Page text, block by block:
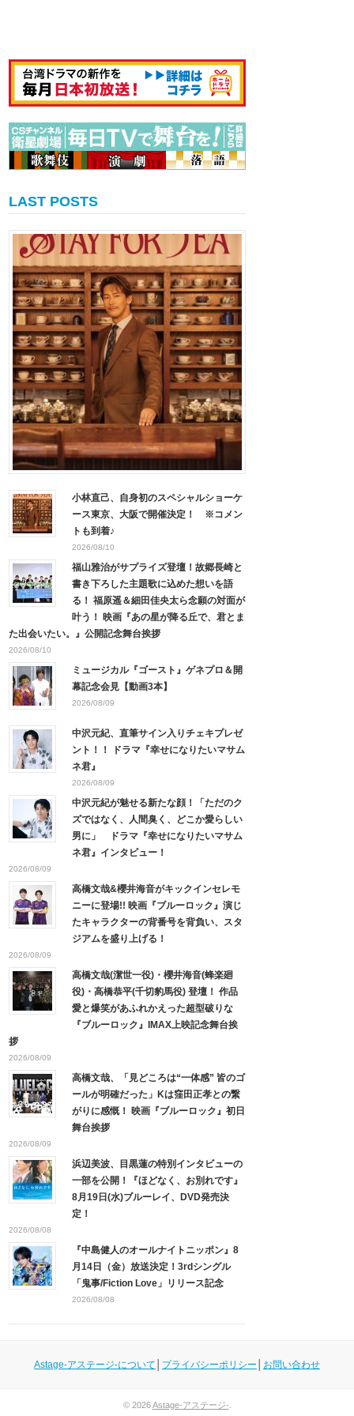
LAST POSTS
小林直己、自身初のスペシャルショーケ
ース東京、大阪で開催決定！ ※コメン
トも到着♪
2026/08/10
福山雅治がサプライズ登壇！故郷長崎と
書き下ろした主題歌に込めた想いを語
る！ 福原遥＆細田佳央太ら念願の対面が
叶う！ 映画『あの星が降る丘で、君とま
た出会いたい。』公開記念舞台挨拶
2026/08/10
ミュージカル『ゴースト』ゲネプロ＆開
幕記念会見【動画3本】
2026/08/09
中沢元紀、直筆サイン入りチェキプレゼ
ント！！ ドラマ『幸せになりたいマサム
ネ君』
2026/08/09
中沢元紀が魅せる新たな顔！「ただのク
ズではなく、人間臭く、どこか愛らしい
男に」 ドラマ『幸せになりたいマサム
ネ君』インタビュー！
2026/08/09
高橋文哉&櫻井海音がキックインセレモ
ニーに登場!! 映画『ブルーロック』演じ
たキャラクターの背番号を背負い、スタ
ジアムを盛り上げる！
2026/08/09
高橋文哉(潔世一役)・櫻井海音(蜂楽廻
役)・高橋恭平(千切豹馬役) 登壇！ 作品
愛と爆笑があふれかえった超型破りな
『ブルーロック』IMAX上映記念舞台挨
拶
2026/08/09
高橋文哉、「見どころは“一体感” 皆のゴ
ールが明確だった」Kは窪田正孝との繋
がりに感慨！ 映画『ブルーロック』初日
舞台挨拶
2026/08/09
浜辺美波、目黒蓮の特別インタビューの
一部を公開！『ほどなく、お別れです』
8月19日(水)ブルーレイ、DVD発売決
定！
2026/08/08
『中島健人のオールナイトニッポン』8
月14日（金）放送決定！3rdシングル
「鬼事/Fiction Love」リリース記念
2026/08/08
Astage-アステージ-について プライバシーポリシー お問い合わせ
© 2026Astage-アステージ-